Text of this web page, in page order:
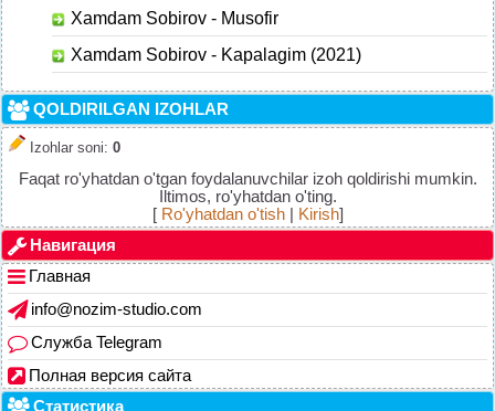
Xamdam Sobirov - Musofir
Xamdam Sobirov - Kapalagim (2021)
QOLDIRILGAN IZOHLAR
Izohlar soni: 0
Faqat ro'yhatdan o'tgan foydalanuvchilar izoh qoldirishi mumkin.
Iltimos, ro'yhatdan o'ting.
[ Ro'yhatdan o'tish| Kirish]
Навигация
Главная
info@nozim-studio.com
Служба Telegram
Полная версия сайта
Статистика